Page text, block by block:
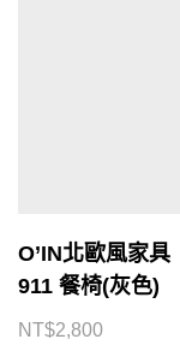
O’IN北歐風家具
911 餐椅(灰色)
NT$2,800